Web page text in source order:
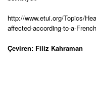
http://www.etui.org/Topics/
affected-according-to-a-
Çeviren: Filiz Kahraman